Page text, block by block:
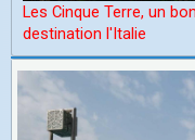
Les Cinque Terre, un
destination l'Italie